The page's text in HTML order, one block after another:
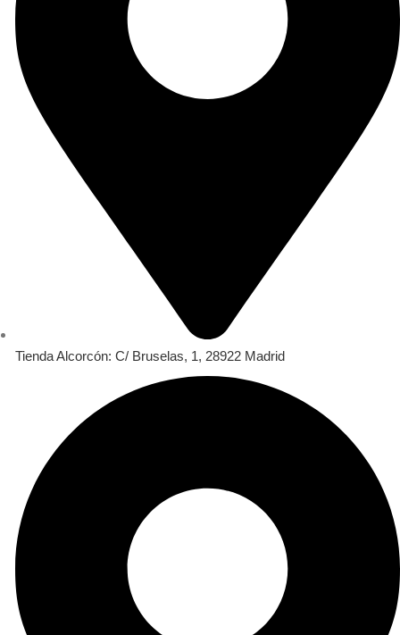
Tienda Alcorcón: C/ Bruselas, 1, 28922 Madrid